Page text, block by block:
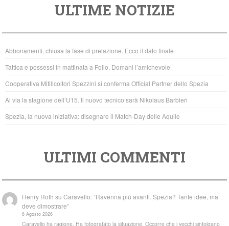
e
b
o
o
k
er
at
s
A
p
p
ULTIME NOTIZIE
Abbonamenti, chiusa la fase di prelazione. Ecco il dato finale
Tattica e possessi in mattinata a Follo. Domani l’amichevole
Cooperativa Mitilicoltori Spezzini si conferma Official Partner dello Spezia
Al via la stagione dell’U15. Il nuovo tecnico sarà Nikolaus Barbieri
Spezia, la nuova iniziativa: disegnare il Match-Day delle Aquile
ULTIMI COMMENTI
Henry Roth suCaravello: “Ravenna più avanti. Spezia? Tante idee, ma
deve dimostrare”
6 Agosto 2026
Caravello ha ragione. Ha fotografato la situazione. Occorre che i vecchi sintolgano